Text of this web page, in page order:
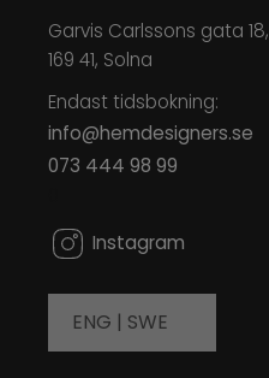
Garvis Carlssons gata 18,
169 41, Solna
Endast tidsbokning:
info@hemdesigners.se
073 444 98 99
Instagram
ENG | SWE